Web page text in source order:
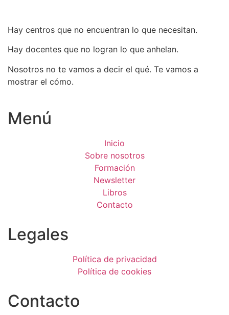
Hay centros que no encuentran lo que necesitan.
Hay docentes que no logran lo que anhelan.
Nosotros no te vamos a decir el qué. Te vamos a
mostrar el cómo.
Menú
Inicio
Sobre nosotros
Formación
Newsletter
Libros
Contacto
Legales
Política de privacidad
Política de cookies
Contacto